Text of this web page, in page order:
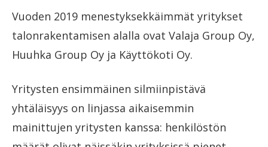
Vuoden 2019 menestyksekkäimmät yritykset
talonrakentamisen alalla ovat Valaja Group Oy,
Huuhka Group Oy ja Käyttökoti Oy.
Yritysten ensimmäinen silmiinpistävä
yhtäläisyys on linjassa aikaisemmin
mainittujen yritysten kanssa: henkilöstön